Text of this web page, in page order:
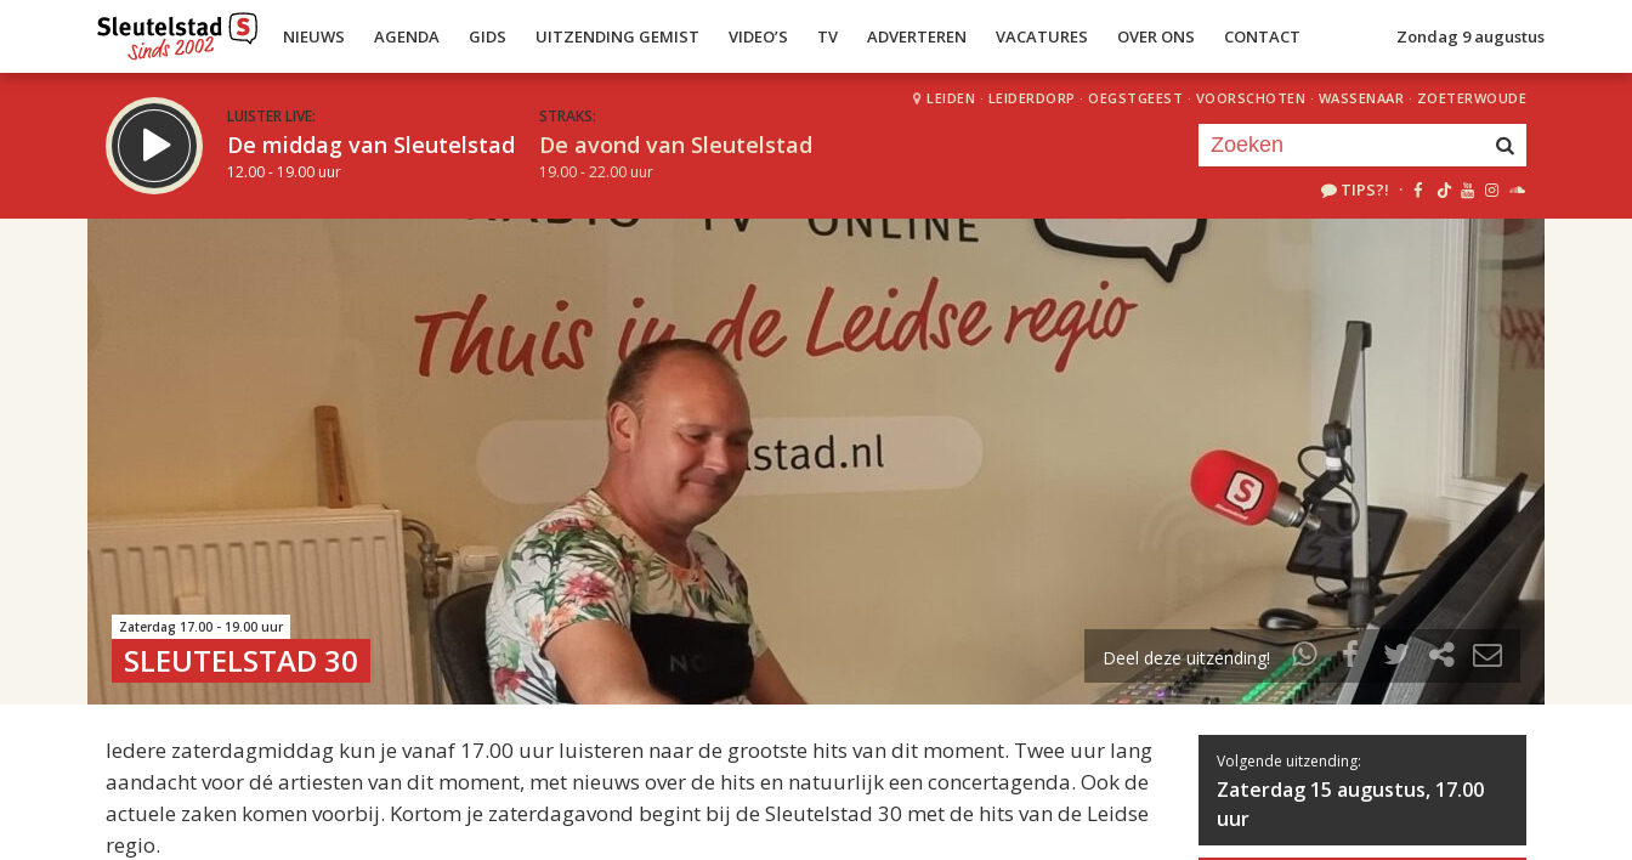
NIEUWS AGENDA GIDS UITZENDING GEMIST VIDEO’S TV ADVERTEREN VACATURES OVER ONS CONTACT Zondag 9 augustus
LUISTER LIVE:
De middag van Sleutelstad
12.00 - 19.00 uur
STRAKS:
De avond van Sleutelstad
19.00 - 22.00 uur
LEIDEN · LEIDERDORP · OEGSTGEEST · VOORSCHOTEN · WASSENAAR · ZOETERWOUDE
TIPS?! ·
uur 1 van 2
Volgend uur
Zaterdag 17.00 - 19.00 uur
SLEUTELSTAD 30 Deel deze uitzending!
Iedere zaterdagmiddag kun je vanaf 17.00 uur luisteren naar de grootste hits van dit moment. Twee uur lang
aandacht voor dé artiesten van dit moment, met nieuws over de hits en natuurlijk een concertagenda. Ook de
actuele zaken komen voorbij. Kortom je zaterdagavond begint bij de Sleutelstad 30 met de hits van de Leidse
regio.
Volgende uitzending:
Zaterdag 15 augustus, 17.00
uur